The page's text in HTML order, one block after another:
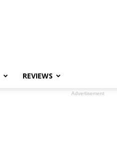
REVIEWS
Advertisement